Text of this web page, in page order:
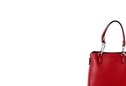
Malá kabelka v červené barvě
součástí je i dlouhý popruh o
Skladem
David Jones
2 roky